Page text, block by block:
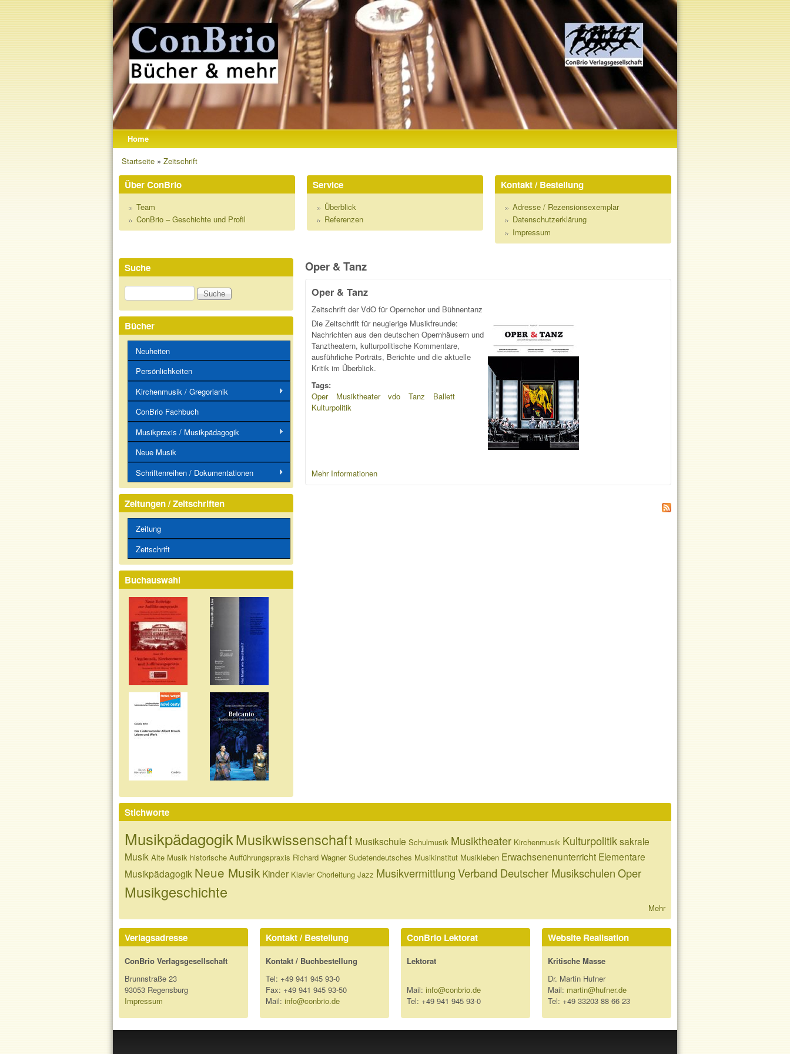
Direkt zum Inhalt
CONBRIO –
MUSIKBÜCHER
&AMP; MEHR
Hauptmenü
Home
Sie sind hier
Startseite » Zeitschrift
Über ConBrio
Team
ConBrio – Geschichte und Profil
Service
Überblick
Referenzen
Kontakt / Bestellung
Adresse / Rezensionsexemplar
Datenschutzerklärung
Impressum
Oper & Tanz
Oper & Tanz
Zeitschrift der VdO für Opernchor und Bühnentanz
Die Zeitschrift für neugierige Musikfreunde:
Nachrichten aus den deutschen Opernhäusern und
Tanztheatern, kulturpolitische Kommentare,
ausführliche Porträts, Berichte und die aktuelle
Kritik im Überblick.
Tags:
Oper
Musiktheater vdo Tanz
Ballett
Kulturpolitik
Mehr Informationen
Suche
Suche
Bücher
Neuheiten
Persönlichkeiten
Kirchenmusik / Gregorianik
ConBrio Fachbuch
Musikpraxis / Musikpädagogik
Neue Musik
Schriftenreihen / Dokumentationen
Zeitungen / Zeitschriften
Zeitung
Zeitschrift
Buchauswahl
Stichworte
MusikpädagogikMusikwissenschaft Musikschule Schulmusik Musiktheater Kirchenmusik Kulturpolitiksakrale
Musik Alte Musik historische Aufführungspraxis Richard Wagner Sudetendeutsches Musikinstitut Musikleben Erwachsenenunterricht Elementare
Musikpädagogik Neue Musik Kinder Klavier Chorleitung Jazz MusikvermittlungVerband Deutscher MusikschulenOper
Musikgeschichte
Mehr
Verlagsadresse
ConBrio Verlagsgesellschaft
Brunnstraße 23
93053 Regensburg
Impressum
Kontakt / Bestellung
Kontakt / Buchbestellung
Tel: +49 941 945 93-0
Fax: +49 941 945 93-50
Mail: info@conbrio.de
ConBrio Lektorat
Lektorat
Mail: info@conbrio.de
Tel: +49 941 945 93-0
Website Realisation
Kritische Masse
Dr. Martin Hufner
Mail: martin@hufner.de
Tel: +49 33203 88 66 23